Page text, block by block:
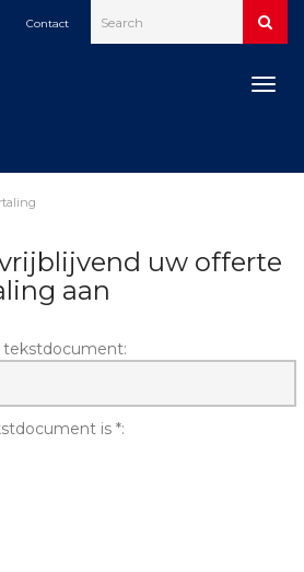
Contact
uw offerte
aan
tekstdocument:
is *: